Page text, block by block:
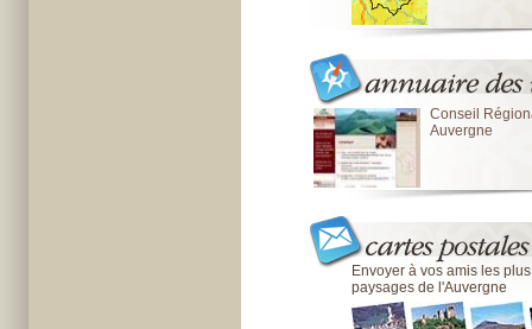
Conseil
Auvergne
Envoyer à vos amis les
paysages de l'Auvergne